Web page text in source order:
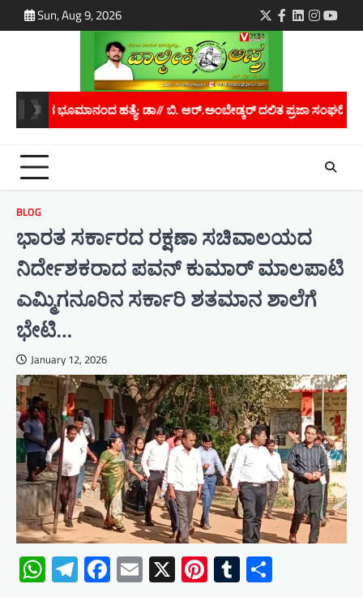
to
Sun, Aug 9, 2026 Twitter
Facebook
LinkedIn
ಆರ್.ಅಂಬೇಡ್ಕರ್ ದಲಿತ ಪ್ರಜಾ ಸಂಘದಿಂದ ರಾಜ್ಯಪಾಲರಿಗೆ ಮನವಿ..
BLOG
ಭಾರತ ಸರ್ಕಾರದ ರಕ್ಷಣಾ ಸಚಿವಾಲಯದ
ನಿರ್ದೇಶಕರಾದ ಪವನ್ ಕುಮಾರ್ ಮಾಲಪಾಟಿ
ಎಮ್ಮಿಗನೂರಿನ ಸರ್ಕಾರಿ ಶತಮಾನ ಶಾಲೆಗೆ
ಭೇಟಿ…
January 12, 2026
WhatsApp
Telegram
Facebook
Email
X Pinterest
Tumblr